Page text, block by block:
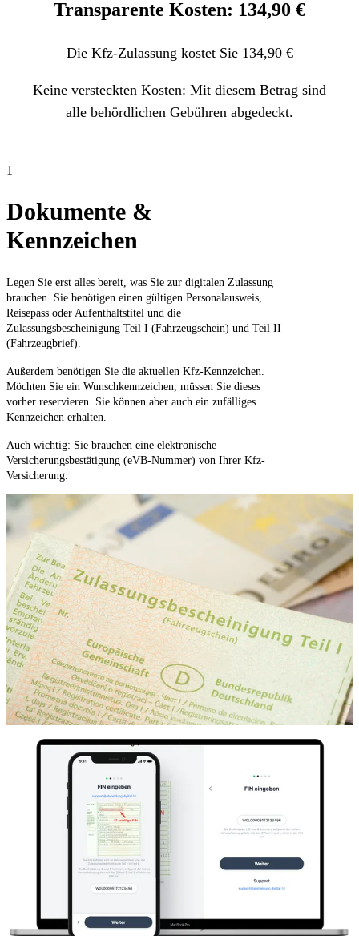
Transparente Kosten: 134,90 €
Die Kfz-Zulassung kostet Sie 134,90 €
Keine versteckten Kosten: Mit diesem Betrag sind
alle behördlichen Gebühren abgedeckt.
1
Dokumente &
Kennzeichen
Legen Sie erst alles bereit, was Sie zur digitalen Zulassung
brauchen. Sie benötigen einen gültigen Personalausweis,
Reisepass oder Aufenthaltstitel und die
Zulassungsbescheinigung Teil I (Fahrzeugschein) und Teil II
(Fahrzeugbrief).
Außerdem benötigen Sie die aktuellen Kfz-Kennzeichen.
Möchten Sie ein Wunschkennzeichen, müssen Sie dieses
vorher reservieren. Sie können aber auch ein zufälliges
Kennzeichen erhalten.
Auch wichtig: Sie brauchen eine elektronische
Versicherungsbestätigung (eVB-Nummer) von Ihrer Kfz-
Versicherung.